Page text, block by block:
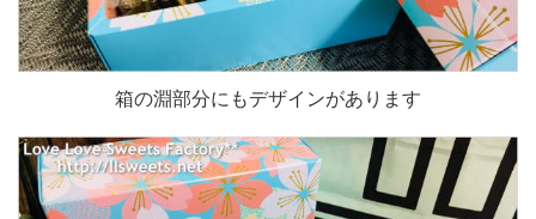
箱の淵部分にもデザインがあります